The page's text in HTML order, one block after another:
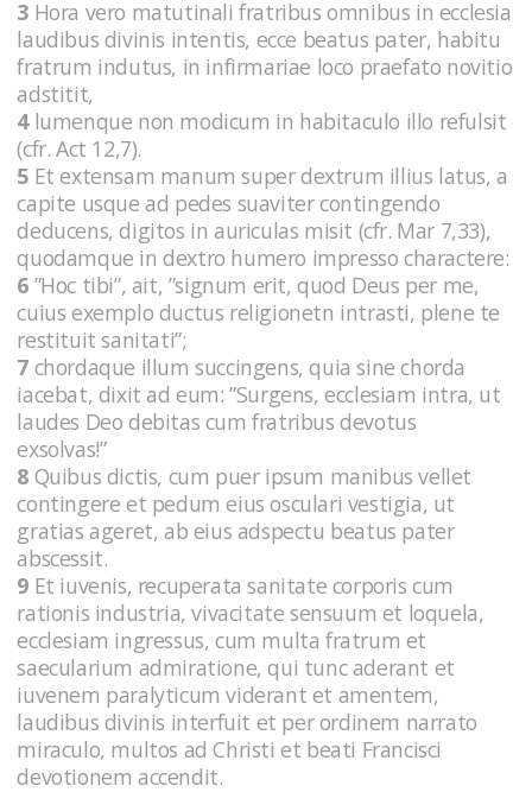
3 Hora vero matutinali fratribus omnibus in ecclesia
laudibus divinis intentis, ecce beatus pater, habitu
fratrum indutus, in infirmariae loco praefato novitio
adstitit,
4lumenque non modicum in habitaculo illo refulsit
(cfr. Act 12,7).
5 Et extensam manum super dextrum illius latus, a
capite usque ad pedes suaviter contingendo
deducens, digitos in auriculas misit (cfr. Mar 7,33),
quodamque in dextro humero impresso charactere:
6 ”Hoc tibi”, ait, ”signum erit, quod Deus per me,
cuius exemplo ductus religionetn intrasti, plene te
restituit sanitati”;
7 chordaque illum succingens, quia sine chorda
iacebat, dixit ad eum: ”Surgens, ecclesiam intra, ut
laudes Deo debitas cum fratribus devotus
exsolvas!”
8 Quibus dictis, cum puer ipsum manibus vellet
contingere et pedum eius osculari vestigia, ut
gratias ageret, ab eius adspectu beatus pater
abscessit.
9 Et iuvenis, recuperata sanitate corporis cum
rationis industria, vivacitate sensuum et loquela,
ecclesiam ingressus, cum multa fratrum et
saecularium admiratione, qui tunc aderant et
iuvenem paralyticum viderant et amentem,
laudibus divinis interfuit et per ordinem narrato
miraculo, multos ad Christi et beati Francisci
devotionem accendit.